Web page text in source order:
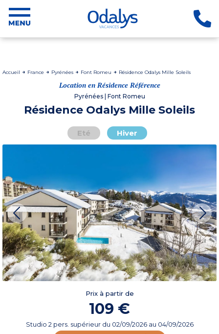
Accueil France Pyrénées Font Romeu Résidence Odalys Mille Soleils
Location en Résidence Référence
Pyrénées | Font Romeu
Résidence Odalys Mille Soleils
Eté Hiver
Prix à partir de
109 €
Studio 2 pers. supérieur du 02/09/2026au 04/09/2026